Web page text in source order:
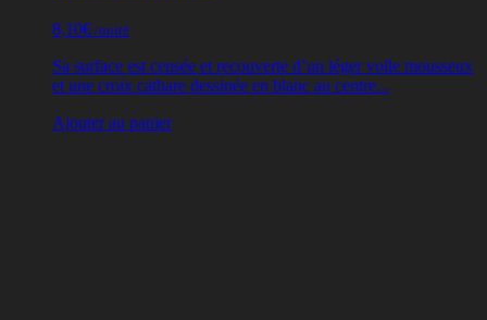
8,10€ /unité
Sa surface est censée et recouverte d’un léger voile mousseux
et une croix cathare dessinée en blanc au centre...
Ajouter au panier